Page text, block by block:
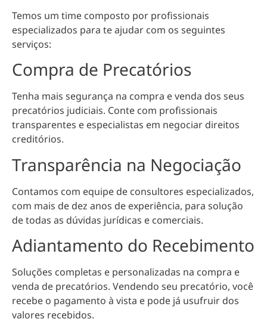
Temos um time composto por profissionais
especializados para te ajudar com os seguintes
serviços:
Compra de Precatórios
Tenha mais segurança na compra e venda dos seus
precatórios judiciais. Conte com profissionais
transparentes e especialistas em negociar direitos
creditórios.
Transparência na Negociação
Contamos com equipe de consultores especializados,
com mais de dez anos de experiência, para solução
de todas as dúvidas jurídicas e comerciais.
Adiantamento do Recebimento
Soluções completas e personalizadas na compra e
venda de precatórios. Vendendo seu precatório, você
recebe o pagamento à vista e pode já usufruir dos
valores recebidos.